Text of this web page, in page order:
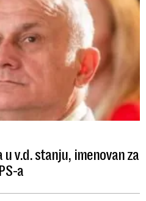
u v.d. stanju, imenovan za
a